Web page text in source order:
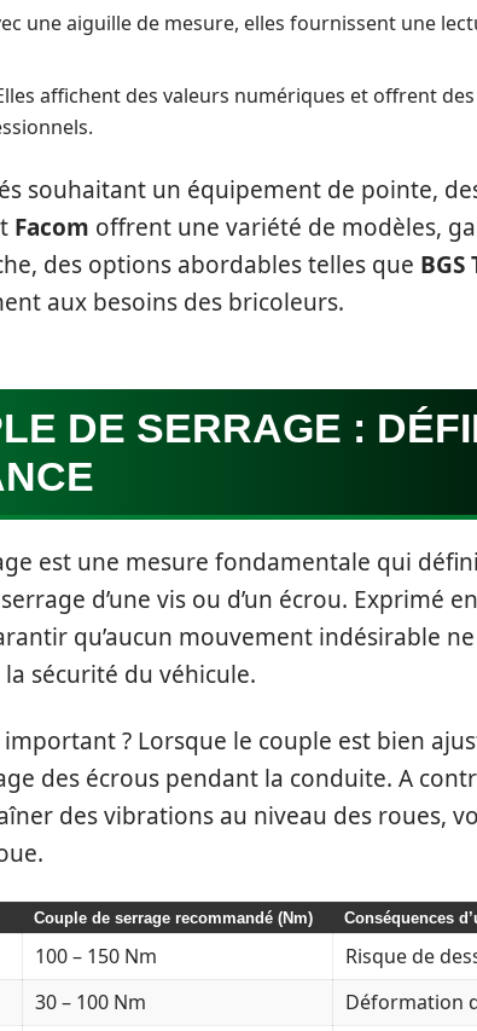
une aiguille de mesure, elles fournissent une
affichent des valeurs numériques et offrent
souhaitant un équipement de pointe,
Facom offrent une variété de modèles,
des options abordables telles que BGS
aux besoins des bricoleurs.
DE SERRAGE :
est une mesure fondamentale qui
d’une vis ou d’un écrou. Exprimé
qu’aucun mouvement indésirable
sécurité du véhicule.
? Lorsque le couple est bien
des écrous pendant la conduite. A
des vibrations au niveau des roues,
Couple de serrage recommandé (Nm) Conséquences
100 – 150 Nm
Risque de
30 – 100 Nm Déformation